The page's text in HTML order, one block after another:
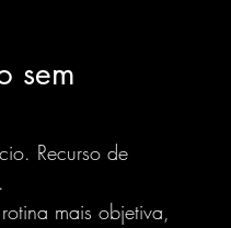
sem
Recurso de
mais objetiva,